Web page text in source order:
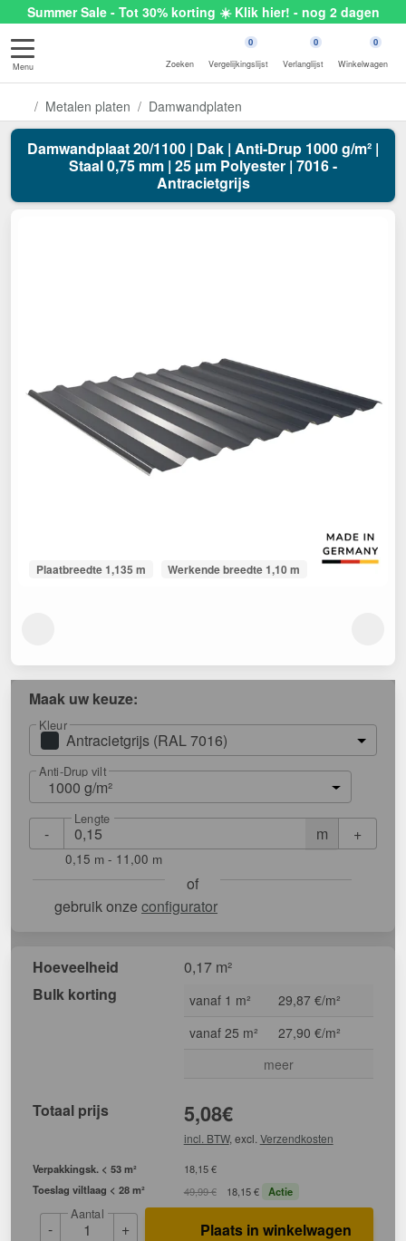
Summer Sale - Tot 30% korting ☀️ Klik hier! - nog 2 dagen
Menu Zoeken
0
Vergelijkingslijst
0
Verlanglijst
0
Winkelwagen
Metalen platen Damwandplaten
Damwandplaat 20/1100 | Dak | Anti-Drup 1000 g/m² |
Staal 0,75 mm | 25 µm Polyester | 7016 -
Antracietgrijs
Plaatbreedte 1,135 m Werkende breedte 1,10 m
Maak uw keuze:
Kleur
Antracietgrijs (RAL 7016)
Anti-Drup vilt
1000 g/m²
- m
Lengte
+
0,15 m - 11,00 m
of
gebruik onze configurator
Hoeveelheid
0,17 m²
Bulk korting
vanaf 1 m²
29,87 €/m²
vanaf 25 m²
27,90 €/m²
meer
Totaal prijs 5,08€
incl. BTW, excl. Verzendkosten
Verpakkingsk. < 53 m²
18,15 €
Toeslag viltlaag < 28 m²
49,99 € 18,15 € Actie
-
Aantal
+ Plaats in winkelwagen